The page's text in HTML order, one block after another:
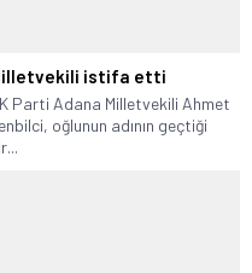
istifa etti
Parti Adana Milletvekili Ahmet
oğlunun adının geçtiği